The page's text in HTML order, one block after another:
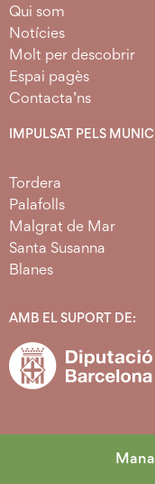
Qui som
Notícies
Molt per descobrir
Espai pagès
Contacta’ns
IMPULSAT PELS
Tordera
Palafolls
Malgrat de Mar
Santa Susanna
Blanes
AMB EL SUPORT DE: